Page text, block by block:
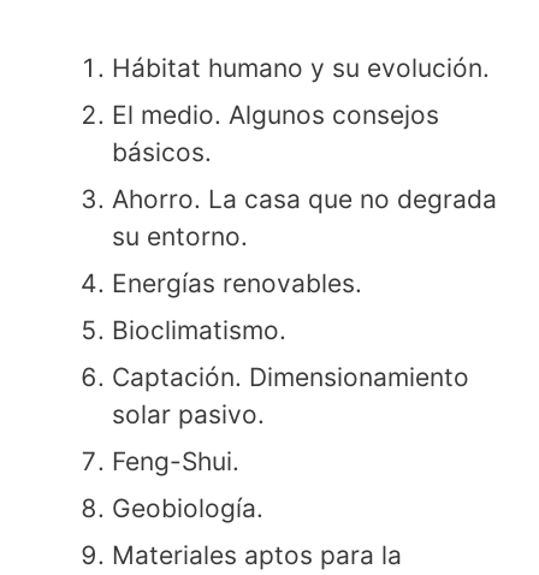
Hábitat humano y su evolución.
El medio. Algunos consejos
básicos.
Ahorro. La casa que no degrada
su entorno.
Energías renovables.
Bioclimatismo.
Captación. Dimensionamiento
solar pasivo.
Feng-Shui.
Geobiología.
Materiales aptos para la